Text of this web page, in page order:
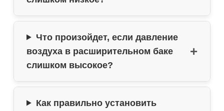
Что произойдет, если давление
воздуха в расширительном баке
слишком высокое?
Как правильно установить